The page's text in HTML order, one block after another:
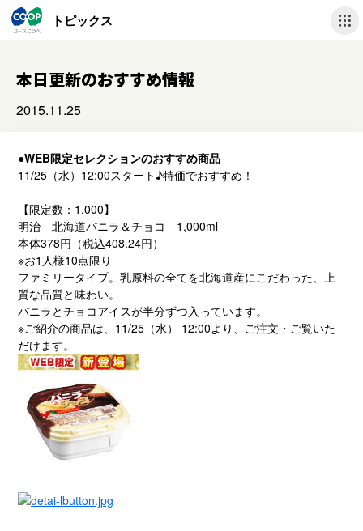
トピックス
本日更新のおすすめ情報
2015.11.25
●WEB限定セレクションのおすすめ商品
11/25（水）12:00スタート♪特価でおすすめ！
【限定数：1,000】
明治 北海道バニラ＆チョコ 1,000ml
本体378円（税込408.24円）
※お1人様10点限り
ファミリータイプ。乳原料の全てを北海道産にこだわった、上
質な品質と味わい。
バニラとチョコアイスが半分ずつ入っています。
※ご紹介の商品は、11/25（水） 12:00より、ご注文・ご覧いた
だけます。